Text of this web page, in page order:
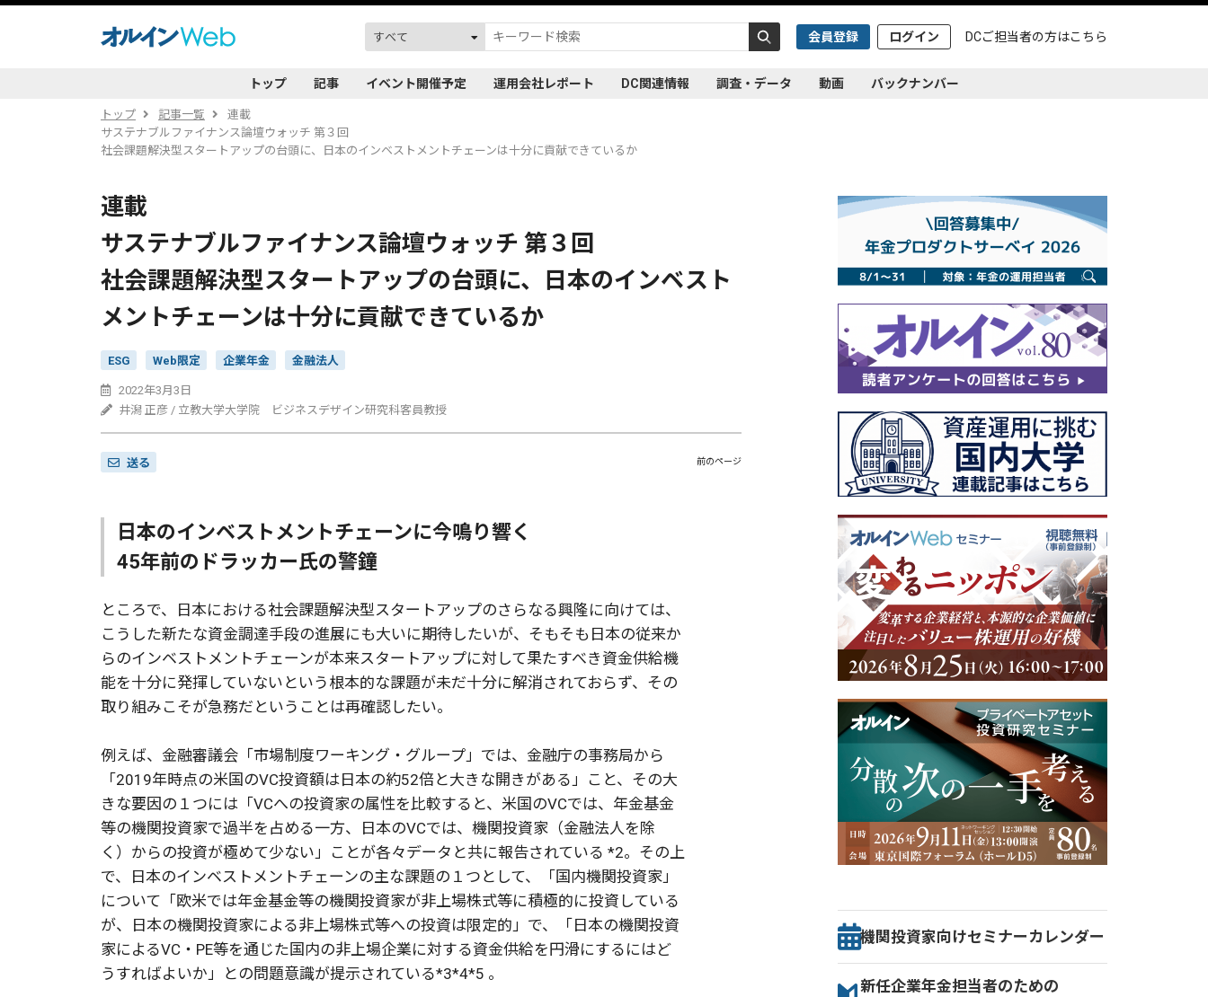
会員登録 ログイン DCご担当者の方はこちら
トップ 記事 イベント開催予定 運用会社レポート DC関連情報 調査・データ 動画 バックナンバー
トップ 記事一覧
連載
サステナブルファイナンス論壇ウォッチ 第３回
社会課題解決型スタートアップの台頭に、日本のインベストメントチェーンは十分に貢献できているか
連載
サステナブルファイナンス論壇ウォッチ 第３回
社会課題解決型スタートアップの台頭に、日本のインベスト
メントチェーンは十分に貢献できているか
ESG Web限定 企業年金 金融法人
2022年3月3日
井潟 正彦 / 立教大学大学院 ビジネスデザイン研究科客員教授
送る 前のページ
日本のインベストメントチェーンに今鳴り響く
45年前のドラッカー氏の警鐘
ところで、日本における社会課題解決型スタートアップのさらなる興隆に向けては、
こうした新たな資金調達手段の進展にも大いに期待したいが、そもそも日本の従来か
らのインベストメントチェーンが本来スタートアップに対して果たすべき資金供給機
能を十分に発揮していないという根本的な課題が未だ十分に解消されておらず、その
取り組みこそが急務だということは再確認したい。
例えば、金融審議会「市場制度ワーキング・グループ」では、金融庁の事務局から
「2019年時点の米国のVC投資額は日本の約52倍と大きな開きがある」こと、その大
きな要因の１つには「VCへの投資家の属性を比較すると、米国のVCでは、年金基金
等の機関投資家で過半を占める一方、日本のVCでは、機関投資家（金融法人を除
く）からの投資が極めて少ない」ことが各々データと共に報告されている *2。その上
で、日本のインベストメントチェーンの主な課題の１つとして、「国内機関投資家」
について「欧米では年金基金等の機関投資家が非上場株式等に積極的に投資している
が、日本の機関投資家による非上場株式等への投資は限定的」で、「日本の機関投資
家によるVC・PE等を通じた国内の非上場企業に対する資金供給を円滑にするにはど
うすればよいか」との問題意識が提示されている*3*4*5 。
機関投資家向けセミナー カレンダー
新任企業年金担当者のための